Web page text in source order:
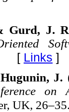
Gurd, J.
Links ]
J.
on
UK,